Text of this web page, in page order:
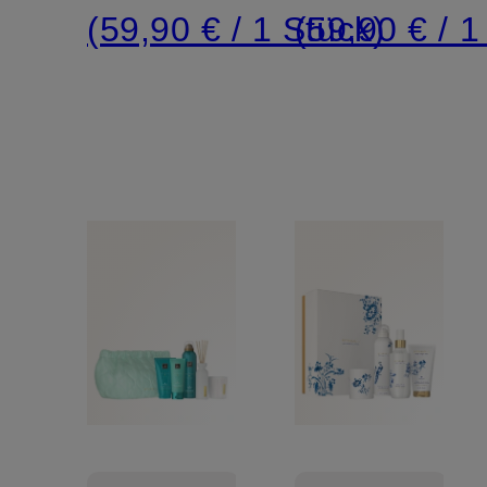
(59,90 € / 1 Stück)
(59,90 € /